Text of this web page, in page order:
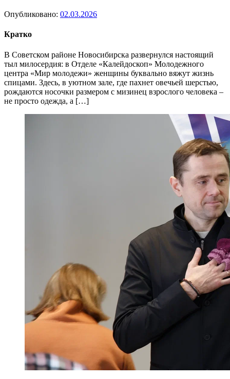
Опубликовано: 02.03.2026
Кратко
В Советском районе Новосибирска развернулся настоящий
тыл милосердия: в Отделе «Калейдоскоп» Молодежного
центра «Мир молодежи» женщины буквально вяжут жизнь
спицами. Здесь, в уютном зале, где пахнет овечьей шерстью,
рождаются носочки размером с мизинец взрослого человека –
не просто одежда, а […]